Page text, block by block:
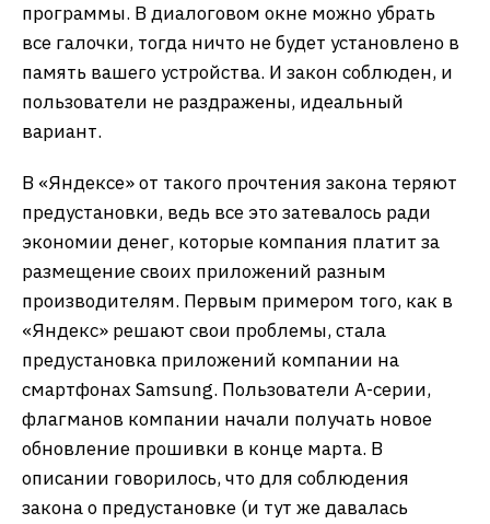
программы. В диалоговом окне можно убрать
все галочки, тогда ничто не будет установлено в
память вашего устройства. И закон соблюден, и
пользователи не раздражены, идеальный
вариант.
В «Яндексе» от такого прочтения закона теряют
предустановки, ведь все это затевалось ради
экономии денег, которые компания платит за
размещение своих приложений разным
производителям. Первым примером того, как в
«Яндекс» решают свои проблемы, стала
предустановка приложений компании на
смартфонах Samsung. Пользователи А-серии,
флагманов компании начали получать новое
обновление прошивки в конце марта. В
описании говорилось, что для соблюдения
закона о предустановке (и тут же давалась